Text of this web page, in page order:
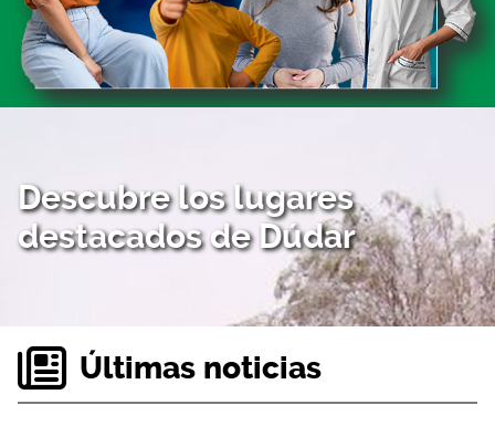
Descubre los lugares
destacados de Dúdar
Últimas noticias